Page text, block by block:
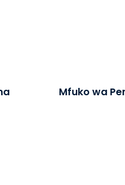
Mfuko wa